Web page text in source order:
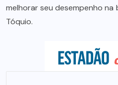
melhorar seu desempenho na
Tóquio.